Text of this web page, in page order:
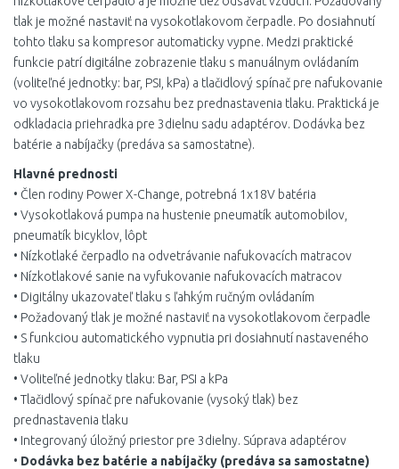
tlak je možné nastaviť na vysokotlakovom čerpadle. Po dosiahnutí
tohto tlaku sa kompresor automaticky vypne. Medzi praktické
funkcie patrí digitálne zobrazenie tlaku s manuálnym ovládaním
(voliteľné jednotky: bar, PSI, kPa) a tlačidlový spínač pre nafukovanie
vo vysokotlakovom rozsahu bez prednastavenia tlaku. Praktická je
odkladacia priehradka pre 3dielnu sadu adaptérov. Dodávka bez
batérie a nabíjačky (predáva sa samostatne).
Hlavné prednosti
• Člen rodiny Power X-Change, potrebná 1x18V batéria
• Vysokotlaková pumpa na hustenie pneumatík automobilov,
pneumatík bicyklov, lôpt
• Nízkotlaké čerpadlo na odvetrávanie nafukovacích matracov
• Nízkotlakové sanie na vyfukovanie nafukovacích matracov
• Digitálny ukazovateľ tlaku s ľahkým ručným ovládaním
• Požadovaný tlak je možné nastaviť na vysokotlakovom čerpadle
• S funkciou automatického vypnutia pri dosiahnutí nastaveného
tlaku
• Voliteľné jednotky tlaku: Bar, PSI a kPa
• Tlačidlový spínač pre nafukovanie (vysoký tlak) bez
prednastavenia tlaku
• Integrovaný úložný priestor pre 3dielny. Súprava adaptérov
• Dodávka bez batérie a nabíjačky (predáva sa samostatne)